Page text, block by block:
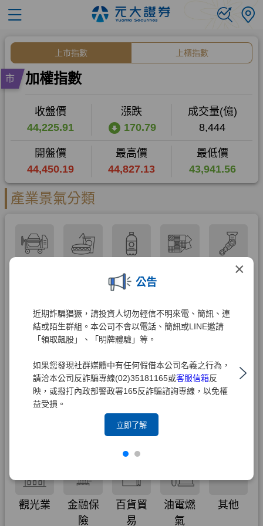
×
公告
近期詐騙猖獗，請投資人切勿輕信不明來電、簡訊、連
結或陌生群組。本公司不會以電話、簡訊或LINE邀請
「領取飆股」、「明牌體驗」等。
如果您發現社群媒體中有任何假借本公司名義之行為，
請洽本公司反詐騙專線(02)35181165或客服信箱反
映，或撥打內政部警政署165反詐騙諮詢專線，以免權
益受損。
立即了解